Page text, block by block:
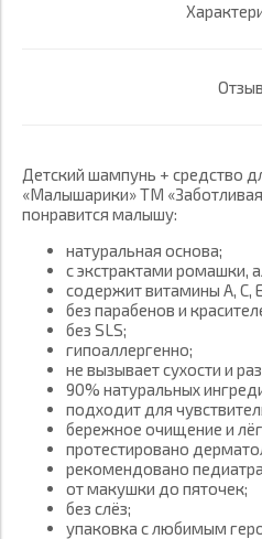
Детский шампунь + средство
«Малышарики» ТМ
понравится малышу:
натуральная основа;
с экстрактами ромашки,
содержит витамины А, С,
без парабенов и
без SLS;
гипоаллергенно;
не вызывает сухости и
90% натуральных
подходит для
бережное очищение и
протестировано
рекомендовано
от макушки до пяточек;
без слёз;
упаковка с любимым